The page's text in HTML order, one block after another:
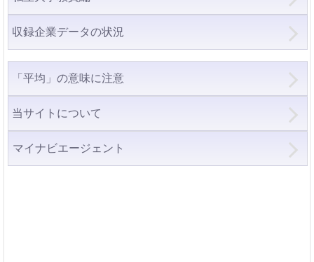
収録企業データの状況
「平均」の意味に注意
当サイトについて
マイナビエージェント